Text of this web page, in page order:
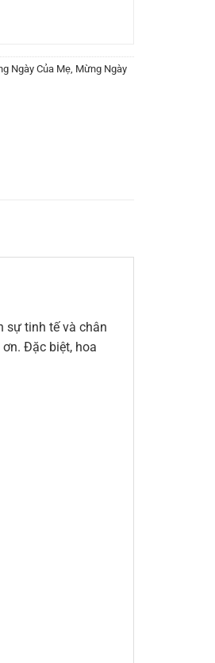
Ngày Của Mẹ Mừng Ngày
sự tinh tế và chân
Đặc biệt, hoa